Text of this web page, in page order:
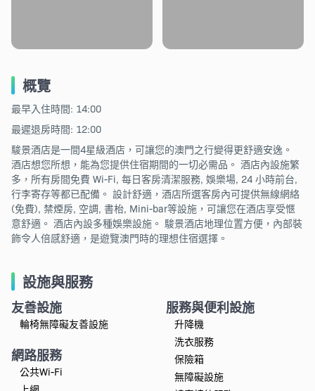
概覽
最早入住時間: 14:00
最遲退房時間: 12:00
駿景酒店是一間4星級酒店，可讓您的澳門之行變得更舒適安逸。
酒店想您所想，能為您提供住宿期間的一切必需品。 酒店內設施繁
多，所有房間免費 Wi-Fi, 每日客房清潔服務, 娛樂場, 24 小時前台,
行李寄存等都已配備。 設計舒適，酒店所選客房內可提供無線網絡
(免費), 禁煙房, 空調, 書枱, Mini-bar等設施，可讓您在酒店享受愜
意舒適。 酒店內設多種娛樂設施。 駿景酒店地理位置方便，內部裝
飾令人倍感舒適，是遊覽澳門時的理想住宿選擇。
設施與服務
友善設施
輪椅無障礙友善設施
網路服務
公共Wi-Fi
服務與便利設施
升降機
洗衣服務
保險箱
無障礙設施